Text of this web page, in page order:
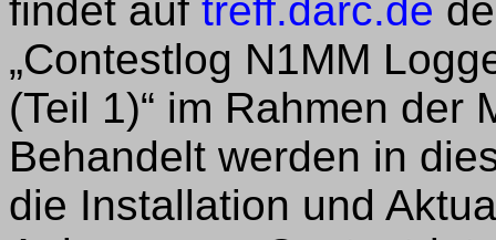
findet auf treff.darc.de
„Contestlog N1MM
(Teil 1)“ im Rahmen der
Behandelt werden in
die Installation und